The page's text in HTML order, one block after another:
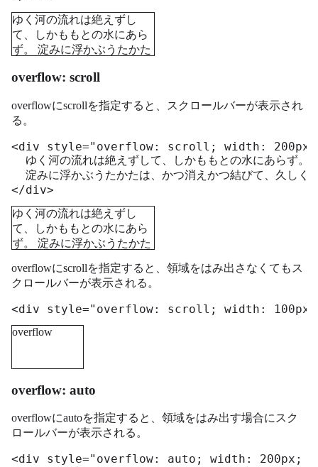
ゆく河の流れは絶えずし
て、しかももとの水にあら
ず。 淀みに浮かぶうたかた
久しくとどまりたるためし
overflow: scroll
overflowにscrollを指定すると、スクロールバーが表示され
る。
<div style="overflow: scroll; width:
  ゆく河の流れは絶えずして、しかももとの水にあらず。
淀みに浮かぶうたかたは、かつ消えかつ結びて、久しく
</div>
ゆく河の流れは絶えずし
て、しかももとの水にあら
ず。 淀みに浮かぶうたかた
久しくとどまりたるためし
なし。
overflowにscrollを指定すると、領域をはみ出さなくてもス
クロールバーが表示される。
<div style="overflow: scroll; width:
overflow
overflow: auto
overflowにautoを指定すると、領域をはみ出す場合にスク
ロールバーが表示される。
<div style="overflow: auto; width: 200px;